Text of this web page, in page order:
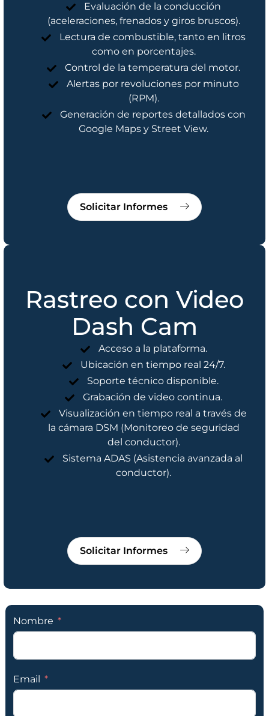
Evaluación de la conducción
(aceleraciones, frenados y giros bruscos).
Lectura de combustible, tanto en litros
como en porcentajes.
Control de la temperatura del motor.
Alertas por revoluciones por minuto
(RPM).
Generación de reportes detallados con
Google Maps y Street View.
Solicitar Informes
Rastreo con Video
Dash Cam
Acceso a la plataforma.
Ubicación en tiempo real 24/7.
Soporte técnico disponible.
Grabación de video continua.
Visualización en tiempo real a través de
la cámara DSM (Monitoreo de seguridad
del conductor).
Sistema ADAS (Asistencia avanzada al
conductor).
Solicitar Informes
Nombre
Email